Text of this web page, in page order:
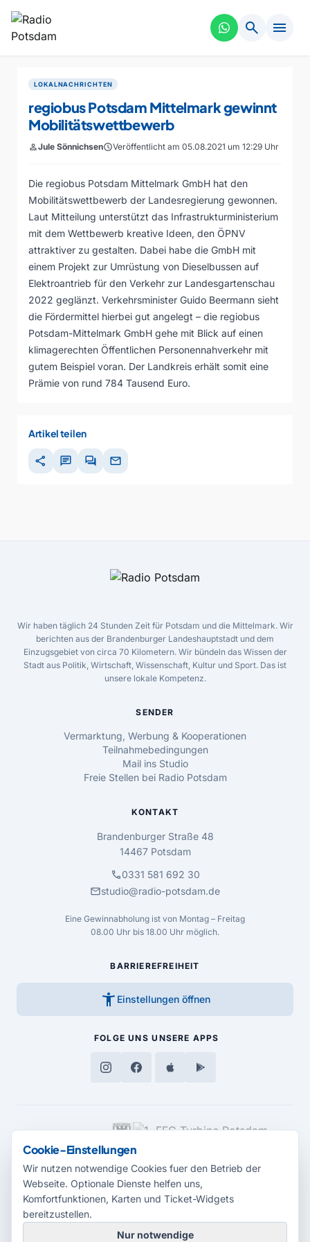
search menu
LOKALNACHRICHTEN
regiobus Potsdam Mittelmark gewinnt
Mobilitätswettbewerb
personJule SönnichsenscheduleVeröffentlicht am 05.08.2021 um 12:29 Uhr
Die regiobus Potsdam Mittelmark GmbH hat den
Mobilitätswettbewerb der Landesregierung gewonnen.
Laut Mitteilung unterstützt das Infrastrukturministerium
mit dem Wettbewerb kreative Ideen, den ÖPNV
attraktiver zu gestalten. Dabei habe die GmbH mit
einem Projekt zur Umrüstung von Dieselbussen auf
Elektroantrieb für den Verkehr zur Landesgartenschau
2022 geglänzt. Verkehrsminister Guido Beermann sieht
die Fördermittel hierbei gut angelegt – die regiobus
Potsdam-Mittelmark GmbH gehe mit Blick auf einen
klimagerechten Öffentlichen Personennahverkehr mit
gutem Beispiel voran. Der Landkreis erhält somit eine
Prämie von rund 784 Tausend Euro.
Artikel teilen
share chat forum mail
Wir haben täglich 24 Stunden Zeit für Potsdam und die Mittelmark. Wir
berichten aus der Brandenburger Landeshauptstadt und dem
Einzugsgebiet von circa 70 Kilometern. Wir bündeln das Wissen der
Stadt aus Politik, Wirtschaft, Wissenschaft, Kultur und Sport. Das ist
unsere lokale Kompetenz.
SENDER
Vermarktung, Werbung & Kooperationen
Teilnahmebedingungen
Mail ins Studio
Freie Stellen bei Radio Potsdam
KONTAKT
Brandenburger Straße 48
14467 Potsdam
call0331 581 692 30
mailstudio@radio-potsdam.de
Eine Gewinnabholung ist von Montag – Freitag
08.00 Uhr bis 18.00 Uhr möglich.
BARRIEREFREIHEIT
accessibility_new Einstellungen öffnen
FOLGE UNS UNSERE APPS
MEDIENPARTNER
Cookie-Einstellungen
Wir nutzen notwendige Cookies fuer den Betrieb der
Webseite. Optionale Dienste helfen uns,
Komfortfunktionen, Karten und Ticket-Widgets
bereitzustellen.
Nur notwendige